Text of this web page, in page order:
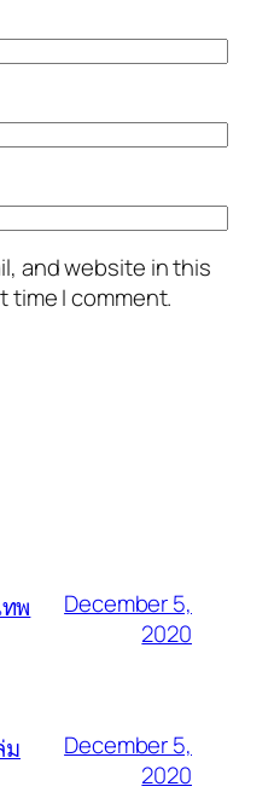
and website in this
time I comment.
พ
December 5,
2020
ม
December 5,
2020